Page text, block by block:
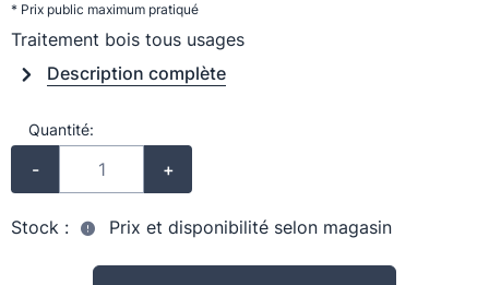
* Prix public maximum pratiqué
Traitement bois tous usages
Description complète
Quantité:
- +
Stock : Prix et disponibilité selon magasin